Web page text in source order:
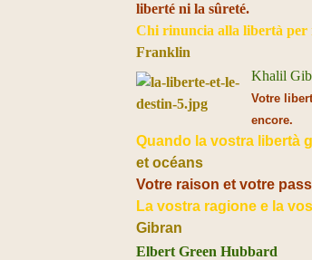
liberté ni la sûreté.
Chi rinuncia alla libertà per
Franklin
Khalil
Votre
encore.
Quando la vostra libertà
et océans
Votre raison et votre
La vostra ragione e la
Gibran
Elbert Green Hubbard